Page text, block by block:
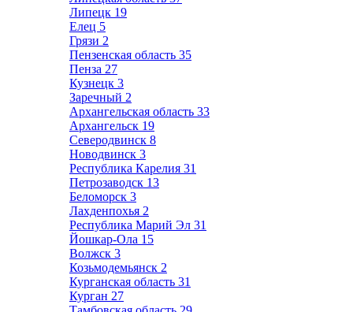
Липецк 19
Елец 5
Грязи 2
Пензенская область 35
Пенза 27
Кузнецк 3
Заречный 2
Архангельская область 33
Архангельск 19
Северодвинск 8
Новодвинск 3
Республика Карелия 31
Петрозаводск 13
Беломорск 3
Лахденпохья 2
Республика Марий Эл 31
Йошкар-Ола 15
Волжск 3
Козьмодемьянск 2
Курганская область 31
Курган 27